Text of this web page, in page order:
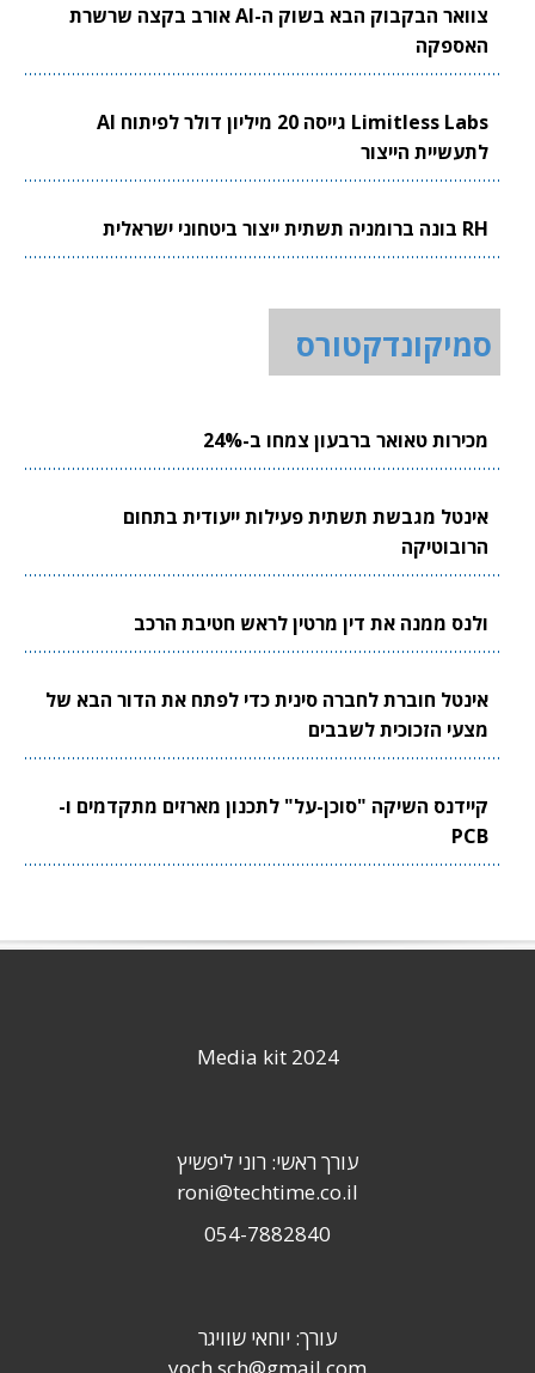
צוואר הבקבוק הבא בשוק ה-AI אורב בקצה שרשרת
האספקה
Limitless Labs גייסה 20 מיליון דולר לפיתוח AI
לתעשיית הייצור
RH בונה ברומניה תשתית ייצור ביטחוני ישראלית
סמיקונדקטורס
מכירות טאואר ברבעון צמחו ב-24%
אינטל מגבשת תשתית פעילות ייעודית בתחום
הרובוטיקה
ולנס ממנה את דין מרטין לראש חטיבת הרכב
אינטל חוברת לחברה סינית כדי לפתח את הדור הבא של
מצעי הזכוכית לשבבים
קיידנס השיקה "סוכן-על" לתכנון מארזים מתקדמים ו-
PCB
Media kit 2024
עורך ראשי: רוני ליפשיץ
roni@techtime.co.il
054-7882840
עורך: יוחאי שוויגר